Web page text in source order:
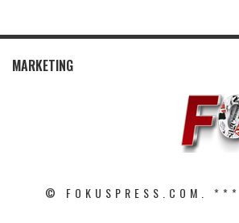
MARKETING
© FOKUSPRESS.COM. ***